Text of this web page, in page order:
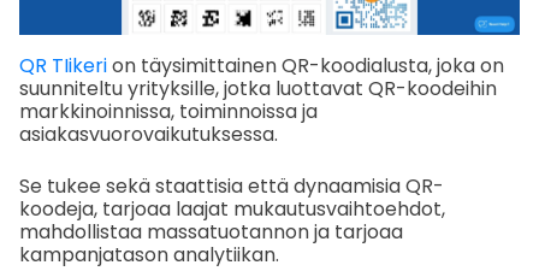
QR TIikerion täysimittainen QR-koodialusta, joka on
suunniteltu yrityksille, jotka luottavat QR-koodeihin
markkinoinnissa, toiminnoissa ja
asiakasvuorovaikutuksessa.
Se tukee sekä staattisia että dynaamisia QR-
koodeja, tarjoaa laajat mukautusvaihtoehdot,
mahdollistaa massatuotannon ja tarjoaa
kampanjatason analytiikan.